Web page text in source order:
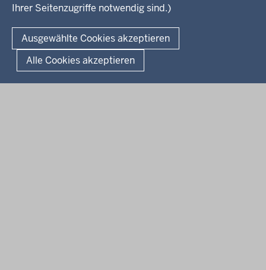
Ihrer Seitenzugriffe notwendig sind.)
Ausgewählte Cookies akzeptieren
Alle Cookies akzeptieren
Fußzeile
Impressum Datenschutz